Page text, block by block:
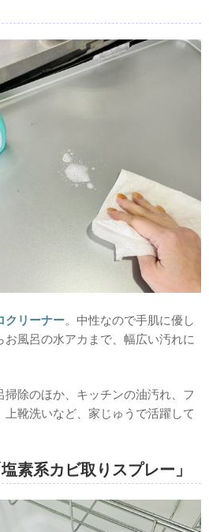
クリーナー。中性なので手肌に優し
お風呂の水アカまで、幅広い汚れに
除のほか、キッチンの油汚れ、フ
上靴洗いなど、家じゅうで活躍して
素系カビ取りスプレー」